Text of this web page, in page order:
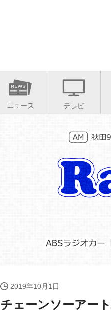
2019年10月1日
チェーンソーアート